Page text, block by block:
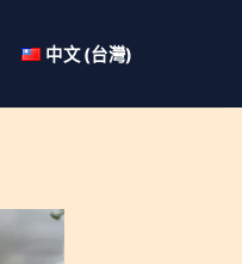
中文 (台灣)